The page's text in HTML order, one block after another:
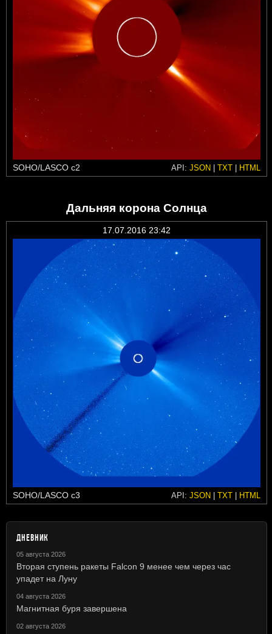
SOHO/LASCO c2 API: JSON | TXT | HTML
Дальняя корона Солнца
17.07.2016 23:42
SOHO/LASCO c3 API: JSON | TXT | HTML
ДНЕВНИК
05 августа 2026
Вторая ступень ракеты Falcon 9 менее чем через час
упадет на Луну
04 августа 2026
Магнитная буря завершена
02 августа 2026